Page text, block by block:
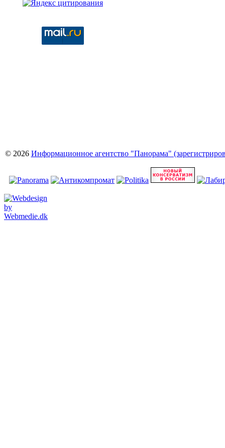
© 2026 Информационное агентство "Панорама"